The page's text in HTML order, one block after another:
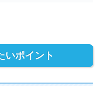
いポイント